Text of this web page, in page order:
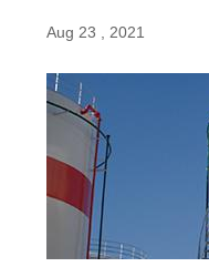
Aug 23 , 2021